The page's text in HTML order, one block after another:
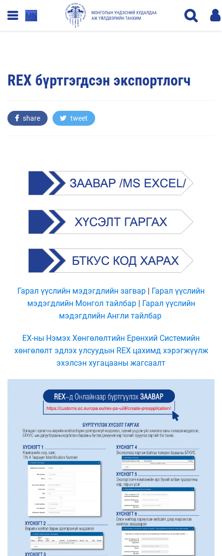
MN
REX бүртгэгдсэн экспортлогч
share tweet
Гарал үүслийн мэдэгдлийн загвар | Гарал үүслийн
мэдэгдлийн Монгол тайлбар| Гарал үүслийн
мэдэгдлийн Англи тайлбар
ЕХ-ны Нэмэх Хөнгөлөлтийн Ерөнхий Системийн
хөнгөлөлт эдлэх улсуудын REX цахимд хэрэгжүүлж
эхэлсэн хугацааны жагсаалт